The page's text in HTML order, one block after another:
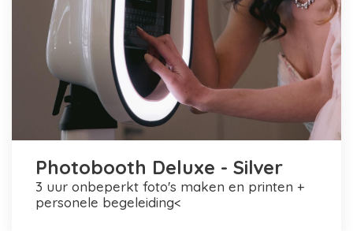
Photobooth Deluxe - Silver
3 uur onbeperkt foto's maken en printen +
personele begeleiding<